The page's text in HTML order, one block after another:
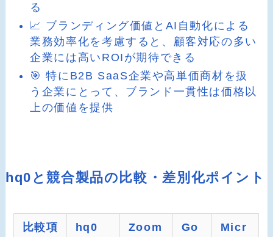
る
📈 ブランディング価値とAI自動化による
業務効率化を考慮すると、顧客対応の多い
企業には高いROIが期待できる
🎯 特にB2B SaaS企業や高単価商材を扱
う企業にとって、ブランド一貫性は価格以
上の価値を提供
hq0と競合製品の比較・差別化ポイント
比較項
hq0 Zoom
Go
Micr